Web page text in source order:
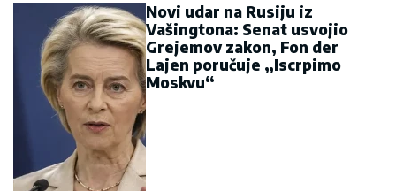
Novi udar na Rusiju iz
Vašingtona: Senat usvojio
Grejemov zakon, Fon der
Lajen poručuje „Iscrpimo
Moskvu“